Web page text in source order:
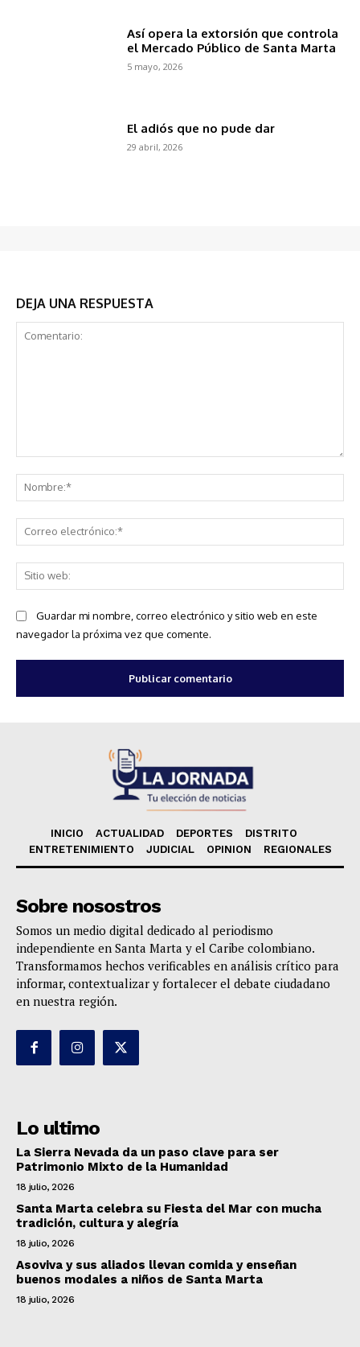
Así opera la extorsión que controla
el Mercado Público de Santa Marta
5 mayo, 2026
El adiós que no pude dar
29 abril, 2026
DEJA UNA RESPUESTA
Guardar mi nombre, correo electrónico y sitio web en este
navegador la próxima vez que comente.
INICIO ACTUALIDAD DEPORTES
DISTRITO
ENTRETENIMIENTO
JUDICIAL OPINION REGIONALES
Sobre nosostros
Somos un medio digital dedicado al periodismo
independiente en Santa Marta y el Caribe colombiano.
Transformamos hechos verificables en análisis crítico para
informar, contextualizar y fortalecer el debate ciudadano
en nuestra región.
Lo ultimo
La Sierra Nevada da un paso clave para ser
Patrimonio Mixto de la Humanidad
18 julio, 2026
Santa Marta celebra su Fiesta del Mar con mucha
tradición, cultura y alegría
18 julio, 2026
Asoviva y sus aliados llevan comida y enseñan
buenos modales a niños de Santa Marta
18 julio, 2026